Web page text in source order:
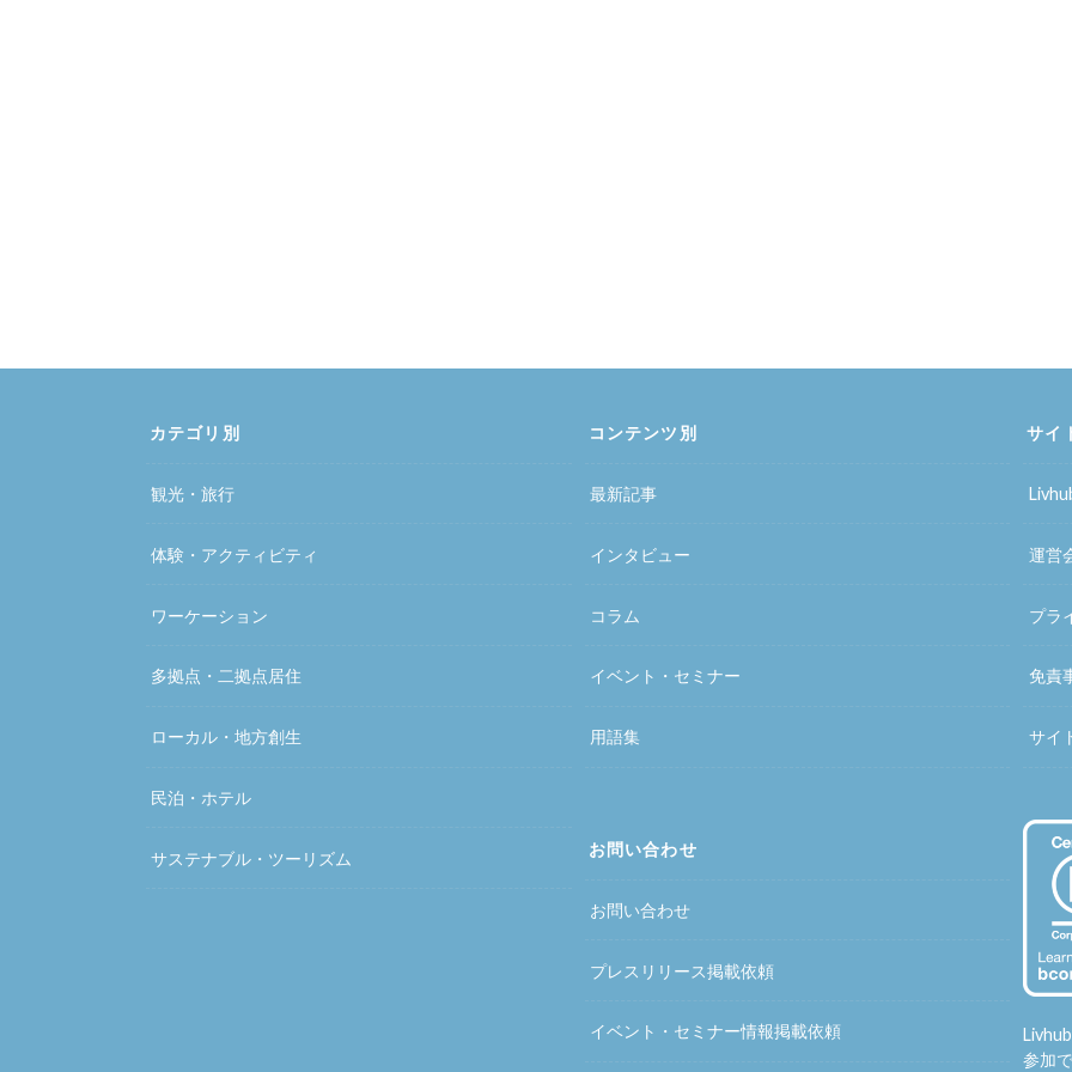
カテゴリ別
観光・旅行
体験・アクティビティ
ワーケーション
多拠点・二拠点居住
ローカル・地方創生
民泊・ホテル
サステナブル・ツーリズム
コンテンツ別
最新記事
インタビュー
コラム
イベント・セミナー
用語集
お問い合わせ
お問い合わせ
プレスリリース掲載依頼
イベント・セミナー情報掲載依頼
サイ
運営
プラ
免責
サイ
参加